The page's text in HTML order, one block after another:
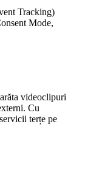
Tracking)
Mode,
videoclipuri
Cu
terțe pe